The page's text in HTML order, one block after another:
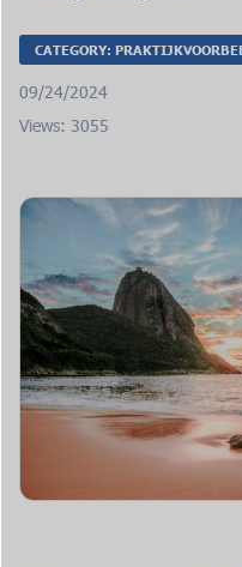
CATEGORY:
09/24/2024
Views: 3055